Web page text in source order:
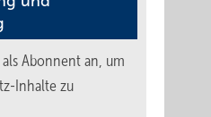
Abonnent an, um
Inhalte zu